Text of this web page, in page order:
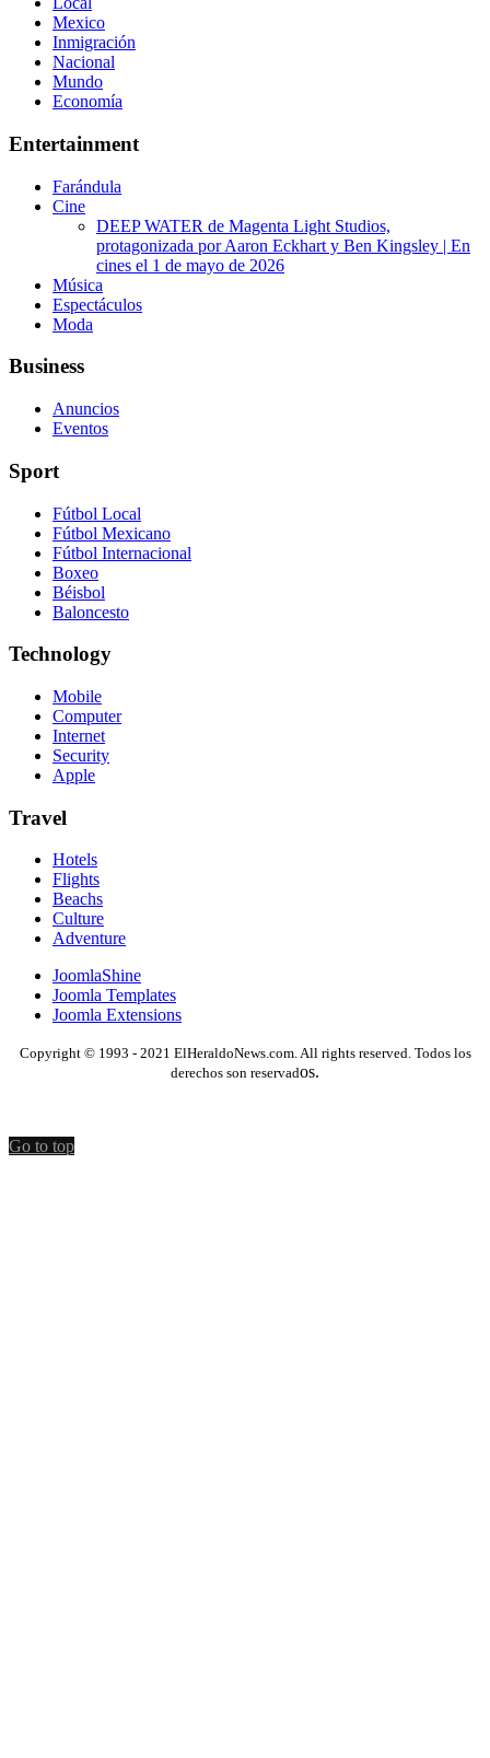
Mexico
Inmigración
Nacional
Mundo
Economía
Entertainment
Farándula
Cine
DEEP WATER de Magenta Light Studios,
protagonizada por Aaron Eckhart y Ben Kingsley | En
cines el 1 de mayo de 2026
Música
Espectáculos
Moda
Business
Anuncios
Eventos
Sport
Fútbol Local
Fútbol Mexicano
Fútbol Internacional
Boxeo
Béisbol
Baloncesto
Technology
Mobile
Computer
Internet
Security
Apple
Travel
Hotels
Flights
Beachs
Culture
Adventure
JoomlaShine
Joomla Templates
Joomla Extensions
Copyright © 1993 - 2021 ElHeraldoNews.com. All rights reserved. Todos los
derechos son reservados.
Go to top